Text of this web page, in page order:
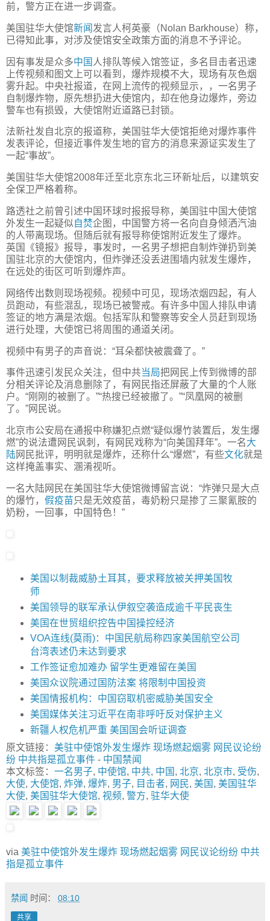
前，警方正在进一步调查。
美国驻华大使馆新闻 发言人柯英豪（Nolan Barkhouse）称，
已得知此事，对涉及使馆安全政策方面的消息不予评论。
因有事发是众多中国 人排队等候入馆签证，多名目击者迅速
上传视频和图文上可以看到，爆炸规模不大，现场有灰色烟
雾升起。中央社报道，在网上流传的视频显示，，一名男子
自制爆炸物，原先想扔进大使馆内，却在他身边爆炸，旁边
警车也有损毁，大使馆附近道路已封锁。
法新社发自北京的报道称，美国驻华大使馆拒绝对爆炸事件
发表评论，但接近事件发生地的官方的消息来源证实发生了
一起“事故”。
美国驻华大使馆2008年迁至北京东北三环新址后，以建筑安
全保卫严格着称。
路透社之前曾引述中国环球时报报导称，美国驻中国大使馆
外发生一起疑似自焚企图，中国警方将一名向自身倾洒汽油
的人带离现场。但随后就有报导称使馆附近发生了爆炸。
英国《镜报》报导，事发时，一名男子想把自制炸弹扔到美
国驻北京的大使馆内，但炸弹还没丢进围墙内就发生爆炸，
在远处的街区可听到爆炸声。
网络传出数则现场视频。视频中可见，现场浓烟四起，有人
员跑动，有些混乱，现场已被警戒。有许多中国人排队申请
签证的地方满是浓烟。包括军队和警察等安全人员赶到现场
进行处理，大使馆已将周围的通道关闭。
视频中有男子的声音说：“耳朵都快被震聋了。”
事件迅速引发民众关注，但中共当局把网民上传到微博的部
分相关评论及消息删除了，有网民指还屏蔽了大量的个人账
户。“刚刚的被删了。”“热搜已经被撤了。”“凤凰网的被删
了。”网民说。
北京市公安局在通报中称嫌犯点燃“疑似爆竹装置后，发生爆
燃”的说法遭网民讽刺，有网民戏称为“向美国拜年”。一名大
陆网民批评，明明就是爆炸，还称什么“爆燃”，有些文化就是
这样掩盖事实、溷淆视听。
一名大陆网民在美国驻华大使馆微博留言说：“炸弹只是大点
的爆竹， 假疫苗只是无效疫苗，毒奶粉只是掺了三聚氰胺的
奶粉，一回事，中国特色！”
美国以制裁威胁土耳其，要求释放被关押美国牧
师
美国领导的联军承认伊叙空袭造成逾千平民丧生
美国在世贸组织控告中国操控经济
VOA连线(莫雨)：中国民航局称四家美国航空公司
台湾表述仍未达到要求
工作签证愈加难办 留学生更难留在美国
美国众议院通过国防法案 将限制中国投资
美国情报机构：中国窃取机密威胁美国安全
美国媒体关注习近平在南非呼吁反对保护主义
新疆人权危机严重 美国国会听证调查
原文链接： 美驻中使馆外发生爆炸 现场燃起烟雾 网民议论纷
纷 中共指是孤立事件 - 中国禁闻
本文标签： 一名男子, 中使馆, 中共, 中国 , 北京, 北京市, 受伤,
大使, 大使馆, 炸弹, 爆炸, 男子, 目击者, 网民, 美国 , 美国驻华
大使, 美国驻华大使馆, 视频, 警方, 驻华大使
via 美驻中使馆外发生爆炸 现场燃起烟雾 网民议论纷纷 中共
指是孤立事件
禁闻 时间： 08:10
共享